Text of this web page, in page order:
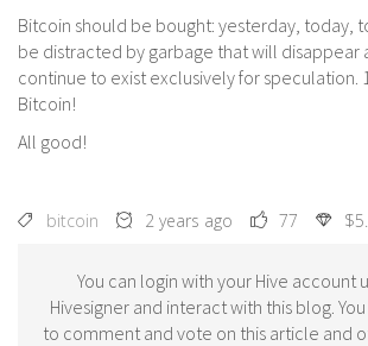
Bitcoin should be bought: yesterday, today,
be distracted by garbage that will disappear
continue to exist exclusively for speculation.
Bitcoin!
All good!
bitcoin 2 years ago 77
You can login with your Hive account
Hivesigner and interact with this blog.
to comment and vote on this article and